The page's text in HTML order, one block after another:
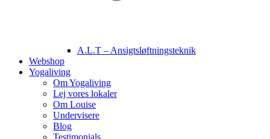
A.L.T – Ansigtsløftningsteknik
Webshop
Yogaliving
Om Yogaliving
Lej vores lokaler
Om Louise
Undervisere
Blog
Testimonials